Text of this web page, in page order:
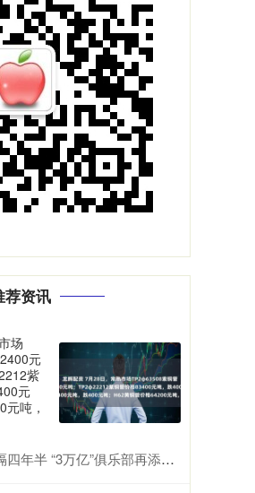
荐资讯
场
元
紫
元
吨，
半 “3万亿”俱乐部再添一员